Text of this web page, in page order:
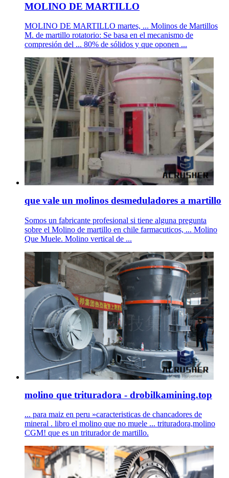
MOLINO DE MARTILLO
MOLINO DE MARTILLO martes, ... Molinos de Martillos
M. de martillo rotatorio: Se basa en el mecanismo de
compresión del ... 80% de sólidos y que oponen ...
que vale un molinos desmeduladores a martillo
Somos un fabricante profesional si tiene alguna pregunta
sobre el Molino de martillo en chile farmacuticos, ... Molino
Que Muele. Molino vertical de ...
molino que trituradora - drobilkamining.top
... para maiz en peru »caracteristicas de chancadores de
mineral . libro el molino que no muele ... trituradora,molino
CGM! que es un triturador de martillo.